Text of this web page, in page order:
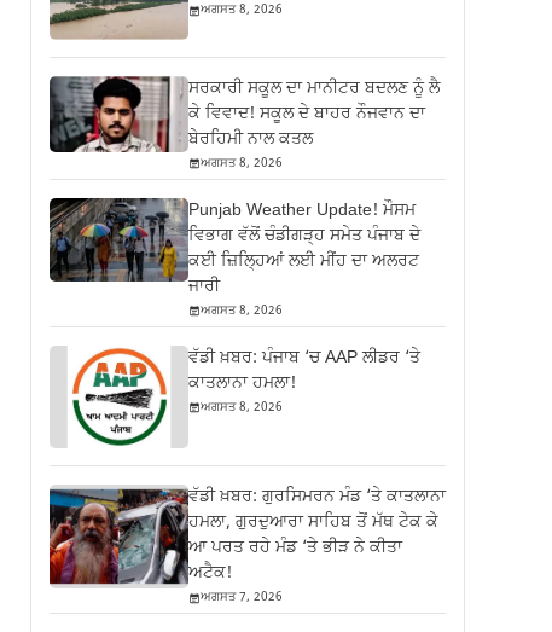
ਅਗਸਤ 8, 2026
ਸਰਕਾਰੀ ਸਕੂਲ ਦਾ ਮਾਨੀਟਰ ਬਦਲਣ ਨੂੰ ਲੈ
ਕੇ ਵਿਵਾਦ! ਸਕੂਲ ਦੇ ਬਾਹਰ ਨੌਜਵਾਨ ਦਾ
ਬੇਰਹਿਮੀ ਨਾਲ ਕਤਲ
ਅਗਸਤ 8, 2026
Punjab Weather Update! ਮੌਸਮ
ਵਿਭਾਗ ਵੱਲੋਂ ਚੰਡੀਗੜ੍ਹ ਸਮੇਤ ਪੰਜਾਬ ਦੇ
ਕਈ ਜ਼ਿਲ੍ਹਿਆਂ ਲਈ ਮੀਂਹ ਦਾ ਅਲਰਟ
ਜਾਰੀ
ਅਗਸਤ 8, 2026
ਵੱਡੀ ਖ਼ਬਰ: ਪੰਜਾਬ ‘ਚ AAP ਲੀਡਰ ‘ਤੇ
ਕਾਤਲਾਨਾ ਹਮਲਾ!
ਅਗਸਤ 8, 2026
ਵੱਡੀ ਖ਼ਬਰ: ਗੁਰਸਿਮਰਨ ਮੰਡ ‘ਤੇ ਕਾਤਲਾਨਾ
ਹਮਲਾ, ਗੁਰਦੁਆਰਾ ਸਾਹਿਬ ਤੋਂ ਮੱਥ ਟੇਕ ਕੇ
ਆ ਪਰਤ ਰਹੇ ਮੰਡ ‘ਤੇ ਭੀੜ ਨੇ ਕੀਤਾ
ਅਟੈਕ!
ਅਗਸਤ 7, 2026